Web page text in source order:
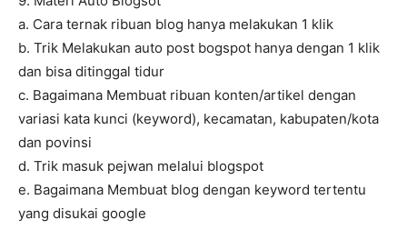
a. Cara ternak ribuan blog hanya melakukan 1 klik
b. Trik Melakukan auto post bogspot hanya dengan 1 klik
dan bisa ditinggal tidur
c. Bagaimana Membuat ribuan konten/artikel dengan
variasi kata kunci (keyword), kecamatan, kabupaten/kota
dan povinsi
d. Trik masuk pejwan melalui blogspot
e. Bagaimana Membuat blog dengan keyword tertentu
yang disukai google